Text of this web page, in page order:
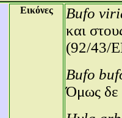
Εικόνες
Bufo
και
(92/43/
Bufo
Όμως δε